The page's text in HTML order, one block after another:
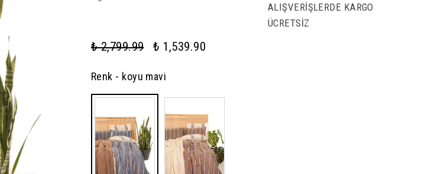
ALIŞVERİŞLERDE KARGO
ÜCRETSİZ
₺ 2,799.99 ₺ 1,539.90
Renk - koyu mavi